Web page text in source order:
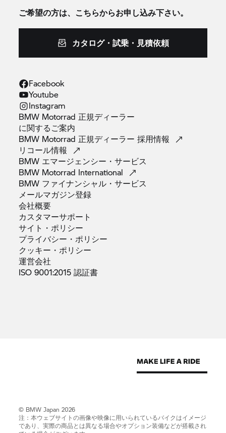
ご希望の方は、こちらからお申し込み下さい。
カタログ・試乗・見積依頼
Facebook
Youtube
Instagram
BMW Motorrad 正規ディーラー
に関するご案内
BMW Motorrad 正規ディーラー採用情報
リコール情報
BMW エマージェンシー・サービス
BMW Motorrad International
BMW ファイナンシャル・サービス
メールマガジン登録
会社概要
カスタマーサポート
サイト・ポリシー
プライバシー・ポリシー
クッキー・ポリシー
運営会社
ISO 9001:2015認証書
© BMW Japan 2026
注：本ウェブサイトの画像や映像に用いられているバイクはイメージ
であり、実際の商品とは異なる場合やオプション装備などが搭載され